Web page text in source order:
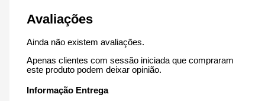
Avaliações
Ainda não existem avaliações.
Apenas clientes com sessão iniciada que compraram
este produto podem deixar opinião.
Informação Entrega